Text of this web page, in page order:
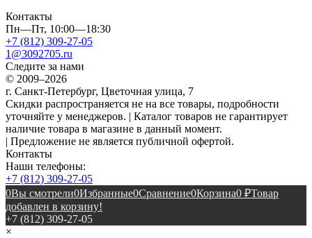
Контакты
Пн—Пт, 10:00—18:30
+7 (812) 309-27-05
1@3092705.ru
Следите за нами
© 2009–2026
г. Санкт-Петербург, Цветочная улица, 7
Скидки распространяется не на все товары, подробности
уточняйте у менеджеров. | Каталог товаров не гарантирует
наличие товара в магазине в данный момент.
| Предложение не является публичной офертой.
Контакты
Наши телефоны:
+7 (812) 309-27-05
0Вы смотрели0Избранные0Сравнение0Корзина0 ₽Товар
добавлен в корзину!
+7 (812) 309-27-05
×